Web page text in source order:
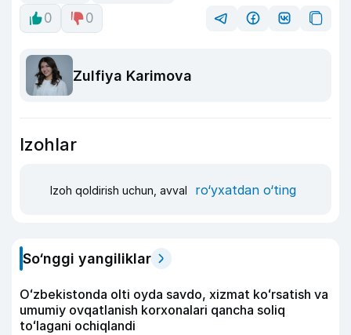
0
0
Zulfiya Karimova
Izohlar
Izoh qoldirish uchun, avval ro‘yxatdan o‘ting
So‘nggi yangiliklar
Oʻzbekistonda olti oyda savdo, xizmat koʻrsatish va
umumiy ovqatlanish korxonalari qancha soliq
toʻlagani ochiqlandi